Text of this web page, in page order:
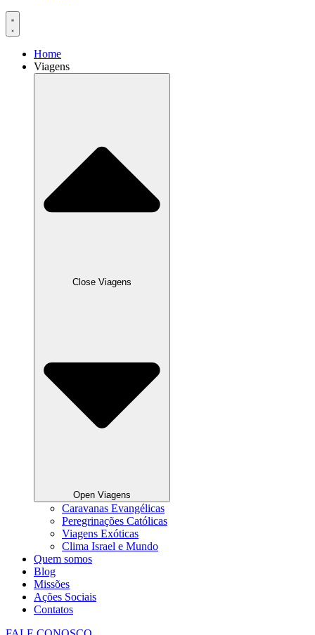
Home
Viagens
Close Viagens
Open Viagens
Caravanas Evangélicas
Peregrinações Católicas
Viagens Exóticas
Clima Israel e Mundo
Quem somos
Blog
Missões
Ações Sociais
Contatos